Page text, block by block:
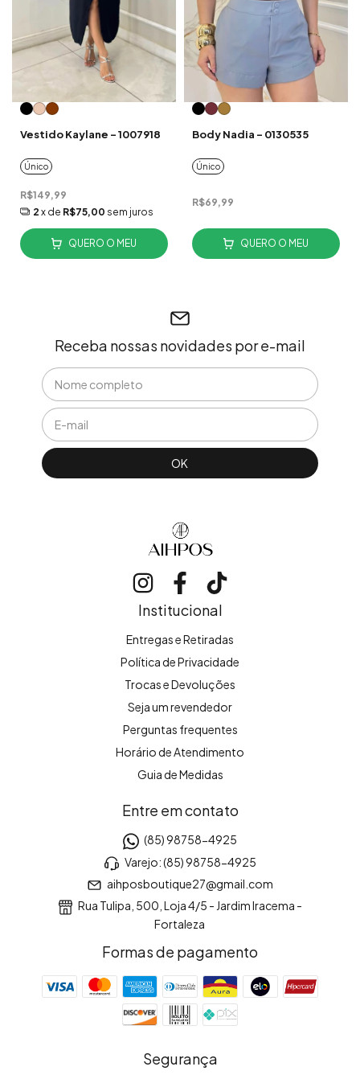
Vestido Kaylane - 1007918
Único
R$149,99
2 x de R$75,00 sem juros
QUERO O MEU
Body Nadia - 0130535
Único
R$69,99
QUERO O MEU
Receba nossas novidades por e-mail
Institucional
Entregas e Retiradas
Política de Privacidade
Trocas e Devoluções
Seja um revendedor
Perguntas frequentes
Horário de Atendimento
Guia de Medidas
Entre em contato
(85) 98758-4925
Varejo: (85) 98758-4925
aihposboutique27@gmail.com
Rua Tulipa, 500, Loja 4/5 - Jardim Iracema -
Fortaleza
Formas de pagamento
Segurança